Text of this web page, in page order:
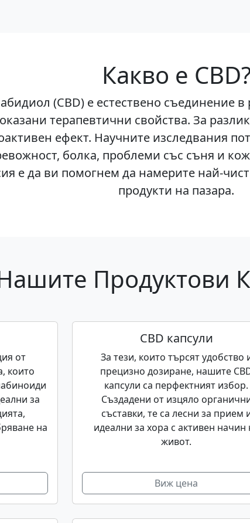
Какво е
(CBD) е естествено съединение в
терапевтични свойства. За
ефект. Научните изследвания
болка, проблеми със съня и
е да ви помогнем да намерите най-
продукти на пазара.
Продуктови
от
които
за
на
CBD капсули
За тези, които търсят удобство
прецизно дозиране, нашите
капсули са перфектният избор.
Създадени от изцяло
съставки, те са лесни за прием
идеални за хора с активен начин
живот.
Виж цена